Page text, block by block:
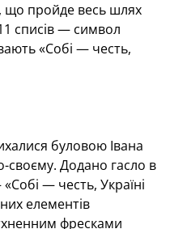
пройде весь шлях
списів — символ
«Собі — честь,
буловою Івана
своєму. Додано гасло в
— честь, Україні
елементів
фресками